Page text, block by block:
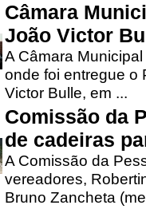
Câmara
João Victor
A Câmara
onde foi entregue o
Victor Bulle, em ...
Comissão da
de cadeiras
A Comissão da
vereadores,
Bruno Zancheta